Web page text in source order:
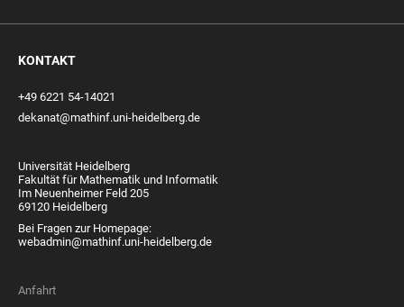
KONTAKT
+49 6221 54-14021
dekanat@mathinf.uni-heidelberg.de
Universität Heidelberg
Fakultät für Mathematik und Informatik
Im Neuenheimer Feld 205
69120 Heidelberg
Bei Fragen zur Homepage:
webadmin@mathinf.uni-heidelberg.de
Anfahrt